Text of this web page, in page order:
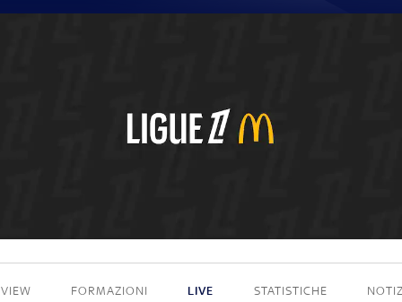
2 - 1
FORMAZIONI LIVE STATISTICHE